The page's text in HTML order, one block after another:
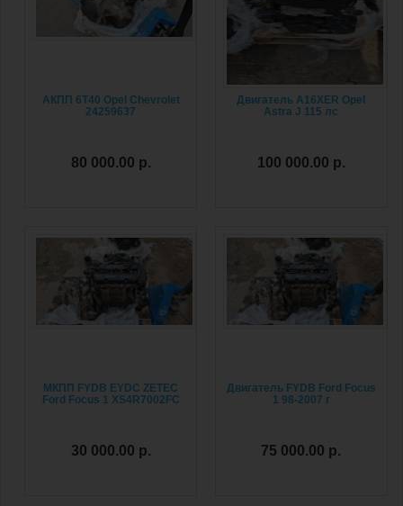
АКПП 6T40 Opel Chevrolet
24259637
80 000.00 р.
Двигатель A16XER Opel
Astra J 115 лс
100 000.00 р.
МКПП FYDB EYDC ZETEC
Ford Focus 1 XS4R7002FC
30 000.00 р.
Двигатель FYDB Ford Focus
1 98-2007 г
75 000.00 р.